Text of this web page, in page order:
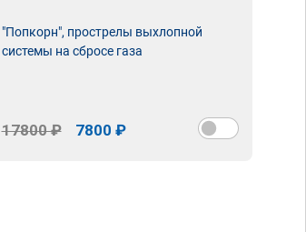
"Попкорн", прострелы выхлопной
системы на сбросе газа
17800 ₽ 7800 ₽